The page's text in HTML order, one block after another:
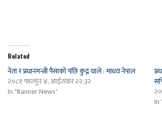
Related
नेता र प्रधानमन्त्री पैसाकाे पछि कुद्न थाले : माधव नेपाल
२०८१ फाल्गुन ४, आईतवार २२:३२
In "Banner News"
In